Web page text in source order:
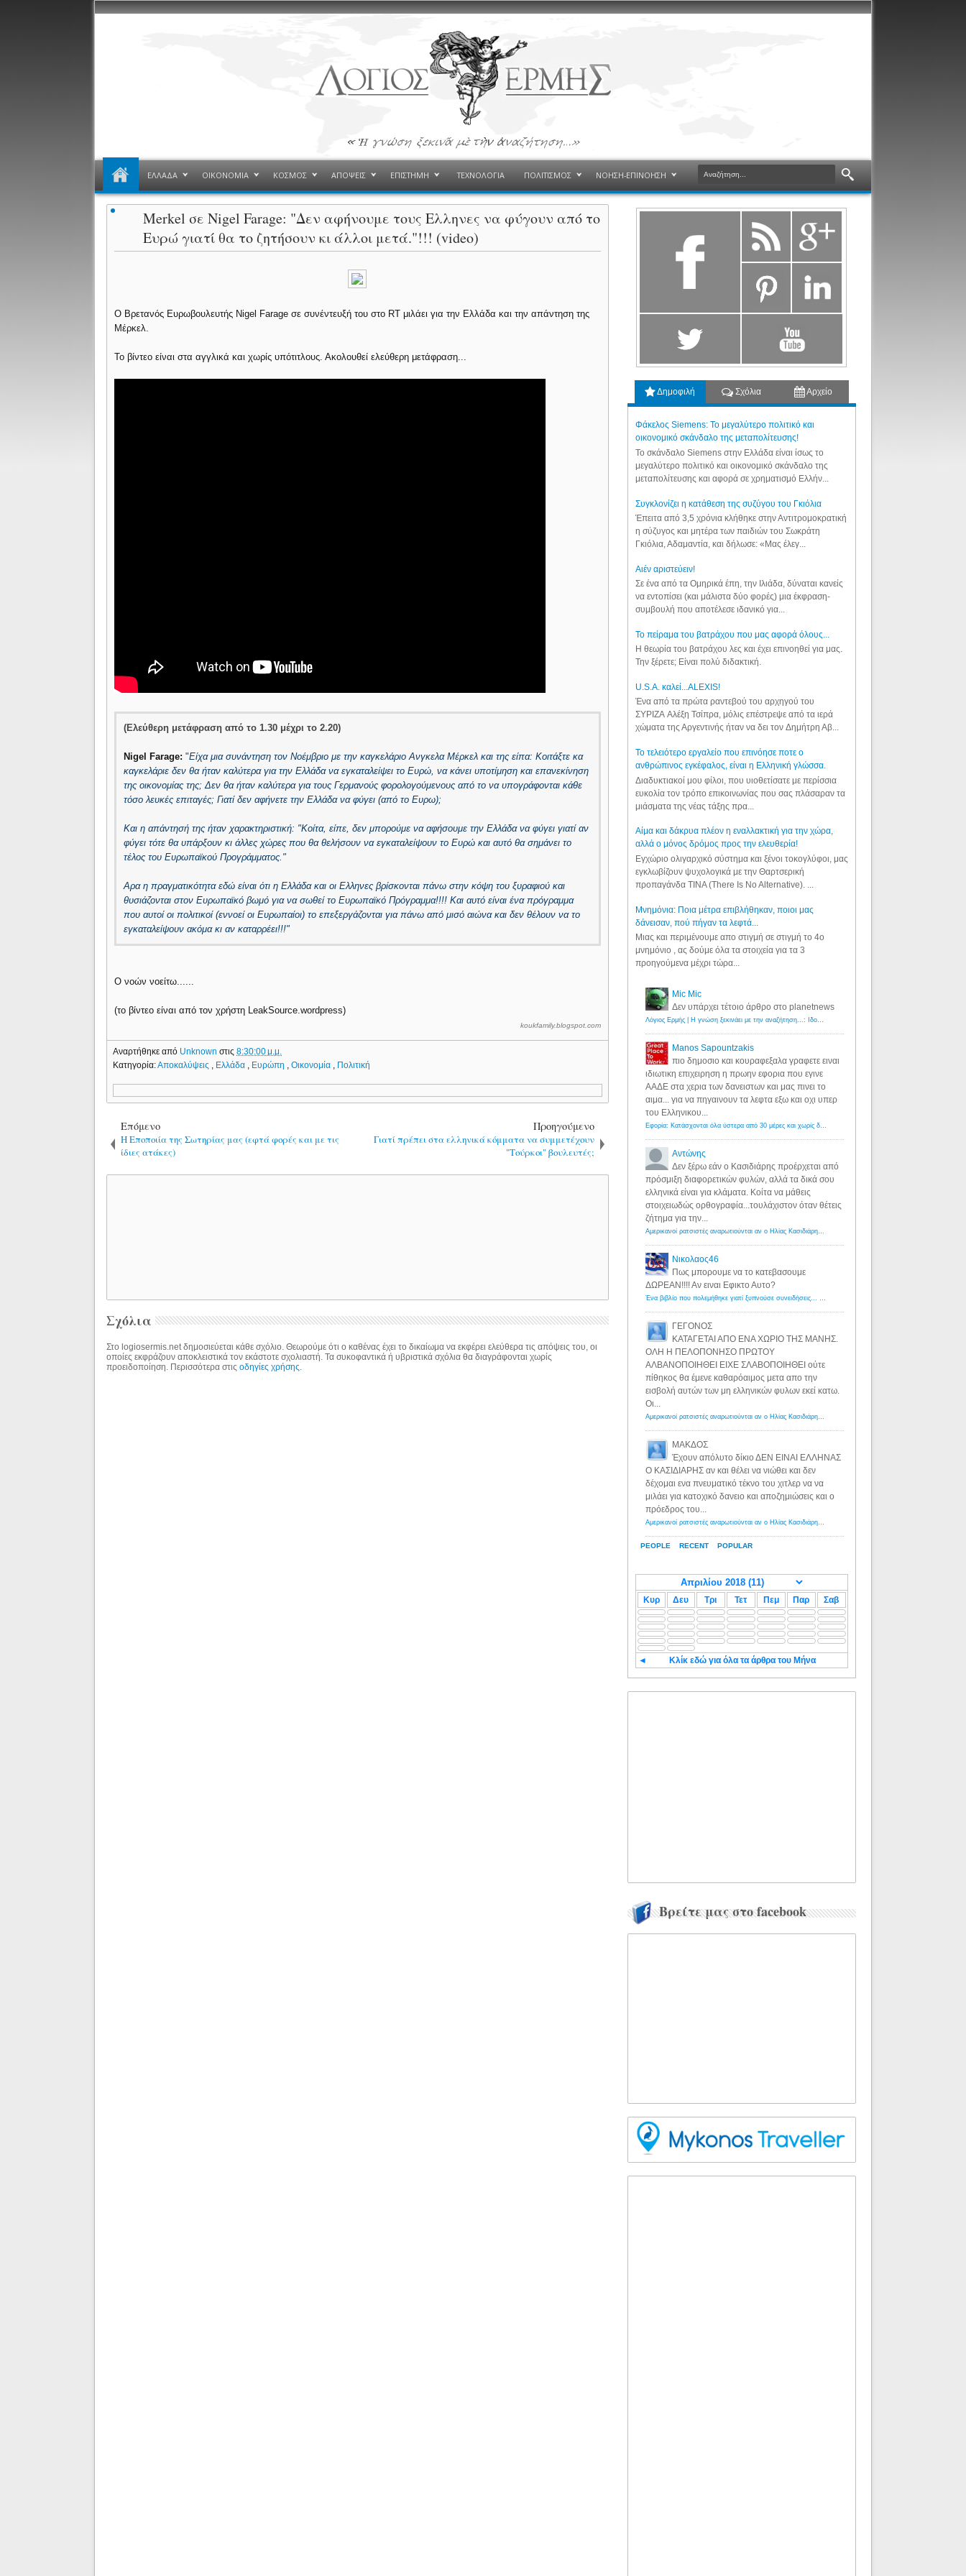
ΕΛΛΑΔΑ ΟΙΚΟΝΟΜΙΑ ΚΟΣΜΟΣ ΑΠΟΨΕΙΣ ΕΠΙΣΤΗΜΗ ΤΕΧΝΟΛΟΓΙΑ ΠΟΛΙΤΙΣΜΟΣ ΝΟΗΣΗ-ΕΠΙΝΟΗΣΗ
Merkel σε Nigel Farage: "Δεν αφήνουμε τους Ελληνες να φύγουν από το
Ευρώ γιατί θα το ζητήσουν κι άλλοι μετά."!!! (video)
Ο Βρετανός Ευρωβουλευτής Nigel Farage σε συνέντευξή του στο RT μιλάει για την Ελλάδα και την απάντηση της
Μέρκελ.
Το βίντεο είναι στα αγγλικά και χωρίς υπότιτλους. Ακολουθεί ελεύθερη μετάφραση...
(Ελεύθερη μετάφραση από το 1.30 μέχρι το 2.20)
Nigel Farage: "Είχα μια συνάντηση τον Νοέμβριο με την καγκελάριο Ανγκελα Μέρκελ και της είπα: Κοιτάξτε κα
καγκελάριε δεν θα ήταν καλύτερα για την Ελλάδα να εγκαταλείψει το Ευρώ, να κάνει υποτίμηση και επανεκίνηση
της οικονομίας της; Δεν θα ήταν καλύτερα για τους Γερμανούς φορολογούμενους από το να υπογράφονται κάθε
τόσο λευκές επιταγές; Γιατί δεν αφήνετε την Ελλάδα να φύγει (από το Ευρω);
Και η απάντησή της ήταν χαρακτηριστική: "Κοίτα, είπε, δεν μπορούμε να αφήσουμε την Ελλάδα να φύγει γιατί αν
φύγει τότε θα υπάρξουν κι άλλες χώρες που θα θελήσουν να εγκαταλείψουν το Ευρώ και αυτό θα σημάνει το
τέλος του Ευρωπαϊκού Προγράμματος."
Αρα η πραγματικότητα εδώ είναι ότι η Ελλάδα και οι Ελληνες βρίσκονται πάνω στην κόψη του ξυραφιού και
θυσιάζονται στον Ευρωπαϊκό βωμό για να σωθεί το Ευρωπαϊκό Πρόγραμμα!!!! Και αυτό είναι ένα πρόγραμμα
που αυτοί οι πολιτικοί (εννοεί οι Ευρωπαίοι) το επεξεργάζονται για πάνω από μισό αιώνα και δεν θέλουν να το
εγκαταλείψουν ακόμα κι αν καταρρέει!!!"
Ο νοών νοείτω......
(το βίντεο είναι από τον χρήστη LeakSource.wordpress)
koukfamily.blogspot.com
Αναρτήθηκε από Unknownστις8:30:00 μ.μ.
Κατηγορία:Αποκαλύψεις Ελλάδα Ευρώπη ,Οικονομία Πολιτική
Επόμενο
Η Εποποιία της Σωτηρίας μας (εφτά φορές και με τις
ίδιες ατάκες)
Προηγούμενο
Γιατί πρέπει στα ελληνικά κόμματα να συμμετέχουν
"Τούρκοι" βουλευτές;
Σχόλια
Στο logiosermis.net δημοσιεύεται κάθε σχόλιο. Θεωρούμε ότι ο καθένας έχει το δικαίωμα να εκφέρει ελεύθερα τις απόψεις του, οι
οποίες εκφράζουν αποκλειστικά τον εκάστοτε σχολιαστή. Τα συκοφαντικά ή υβριστικά σχόλια θα διαγράφονται χωρίς
προειδοποίηση. Περισσότερα στιςοδηγίες χρήσης
Δημοφιλή Σχόλια Αρχείο
Φάκελος Siemens: Το μεγαλύτερο πολιτικό και
οικονομικό σκάνδαλο της μεταπολίτευσης!
Το σκάνδαλο Siemens στην Ελλάδα είναι ίσως το
μεγαλύτερο πολιτικό και οικονομικό σκάνδαλο της
μεταπολίτευσης και αφορά σε χρηματισμό Ελλήν...
Συγκλονίζει η κατάθεση της συζύγου του Γκιόλια
Έπειτα από 3,5 χρόνια κλήθηκε στην Αντιτρομοκρατική
η σύζυγος και μητέρα των παιδιών του Σωκράτη
Γκιόλια, Αδαμαντία, και δήλωσε: «Μας έλεγ...
Aιέν αριστεύειν!
Σε ένα από τα Ομηρικά έπη, την Ιλιάδα, δύναται κανείς
να εντοπίσει (και μάλιστα δύο φορές) μια έκφραση-
συμβουλή που αποτέλεσε ιδανικό για...
Το πείραμα του βατράχου που μας αφορά όλους...
Η θεωρία του βατράχου λες και έχει επινοηθεί για μας.
Την ξέρετε; Είναι πολύ διδακτική.
U.S.A. καλεί...ALEXIS!
Ένα από τα πρώτα ραντεβού του αρχηγού του
ΣΥΡΙΖΑ Αλέξη Τσίπρα, μόλις επέστρεψε από τα ιερά
χώματα της Αργεντινής ήταν να δει τον Δημήτρη Αβ...
Το τελειότερο εργαλείο που επινόησε ποτε ο
ανθρώπινος εγκέφαλος, είναι η Ελληνική γλώσσα.
Διαδυκτιακοί μου φίλοι, που υιοθετίσατε με περίσσια
ευκολία τον τρόπο επικοινωνίας που σας πλάσαραν τα
μιάσματα της νέας τάξης πρα...
Αίμα και δάκρυα πλέον η εναλλακτική για την χώρα,
αλλά ο μόνος δρόμος προς την ελευθερία!
Εγχώριο ολιγαρχικό σύστημα και ξένοι τοκογλύφοι, μας
εγκλωβίζουν ψυχολογικά με την Θαρτσερική
προπαγάνδα TINA (There Is No Alternative). ...
Μνημόνια: Ποια μέτρα επιβλήθηκαν, ποιοι μας
δάνεισαν, πού πήγαν τα λεφτά...
Μιας και περιμένουμε απο στιγμή σε στιγμή το 4ο
μνημόνιο , ας δούμε όλα τα στοιχεία για τα 3
προηγούμενα μέχρι τώρα...
PEOPLE RECENT POPULAR
Mic Mic
Δεν υπάρχει τέτοιο άρθρο στο planetnews
Λόγιος Ερμής | Η γνώση ξεκινάει με την αναζήτηση...: Ιδού οι 18 που χρωστούν 11 δις ευρώ!
Manos Sapountzakis
πιο δημοσιο και κουραφεξαλα γραφετε ειναι
ιδιωτικη επιχειρηση η πρωην εφορια που εγινε
ΑΑΔΕ στα χερια των δανειστων και μας πινει το
αιμα... για να πηγαινουν τα λεφτα εξω και οχι υπερ
του Ελληνικου...
Εφορία: Κατάσχονται όλα ύστερα από 30 μέρες και χωρίς δικαστικές αποφάσεις - Λόγιος Ερμής
Αντώνης
Δεν ξέρω εάν ο Κασιδιάρης προέρχεται από
πρόσμιξη διαφορετικών φυλών, αλλά τα δικά σου
ελληνικά είναι για κλάματα. Κοίτα να μάθεις
στοιχειωδώς ορθογραφία...τουλάχιστον όταν θέτεις
ζήτημα για την...
Αμερικανοί ρατσιστές αναρωτιούνται αν ο Ηλίας Κασιδιάρης ανήκει στη λευκή φυλή... - Λόγιος Ερμής
Νικολαος46
Πως μπορουμε να το κατεβασουμε
ΔΩΡΕΑΝ!!!! Αν ειναι Εφικτο Αυτο?
Ένα βιβλίο που πολεμήθηκε γιατί ξυπνούσε συνειδήσεις... - Λόγιος Ερμής | Η γνώση ξεκινάει με την αναζήτηση...
ΓΕΓΟΝΟΣ
ΚΑΤΑΓΕΤΑΙ ΑΠΟ ΕΝΑ ΧΩΡΙΟ ΤΗΣ ΜΑΝΗΣ.
ΟΛΗ Η ΠΕΛΟΠΟΝΗΣΟ ΠΡΩΤΟΥ
ΑΛΒΑΝΟΠΟΙΗΘΕΙ ΕΙΧΕ ΣΛΑΒΟΠΟΙΗΘΕΙ ούτε
πίθηκος θα έμενε καθαρόαιμος μετα απο την
εισβολή αυτών των μη ελληνικών φυλων εκεί κατω.
Οι...
Αμερικανοί ρατσιστές αναρωτιούνται αν ο Ηλίας Κασιδιάρης ανήκει στη λευκή φυλή... - Λόγιος Ερμής
ΜΑΚΔΟΣ
Έχουν απόλυτο δίκιο ΔΕΝ ΕΙΝΑΙ ΕΛΛΗΝΑΣ
Ο ΚΑΣΙΔΙΑΡΗΣ αν και θέλει να νιώθει και δεν
δέχομαι ενα πνευματικό τέκνο του χιτλερ να να
μιλάει για κατοχικό δανειο και αποζημιώσεις και ο
πρόεδρος του...
Αμερικανοί ρατσιστές αναρωτιούνται αν ο Ηλίας Κασιδιάρης ανήκει στη λευκή φυλή... - Λόγιος Ερμής
Κυρ Δευ Τρι Τετ Πεμ Παρ Σαβ
◄ Κλίκ εδώ για όλα τα άρθρα του Μήνα
Βρείτε μας στο facebook